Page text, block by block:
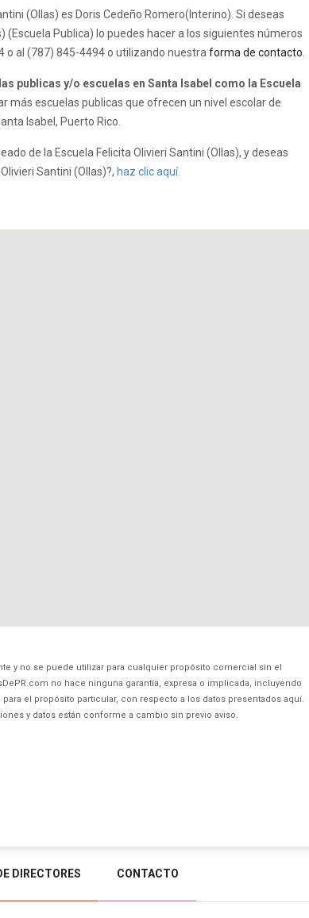
(Ollas) es Doris Cedeño Romero(Interino). Si deseas
(Escuela Publica) lo puedes hacer a los siguientes números
o al (787) 845-4494 o utilizando nuestra forma de contacto
publicas y/o escuelas en Santa Isabel como la Escuela
más escuelas publicas que ofrecen un nivel escolar de
Isabel, Puerto Rico.
de la Escuela Felicita Olivieri Santini (Ollas), y deseas
Santini (Ollas)?, haz clic aquí.
y no se puede utilizar para cualquier propósito comercial sin el
no hace ninguna garantía, expresa o implicada, incluyendo
el propósito particular, con respecto a los datos presentados aquí.
y datos están conforme a cambio sin previo aviso.
DIRECTORES CONTACTO